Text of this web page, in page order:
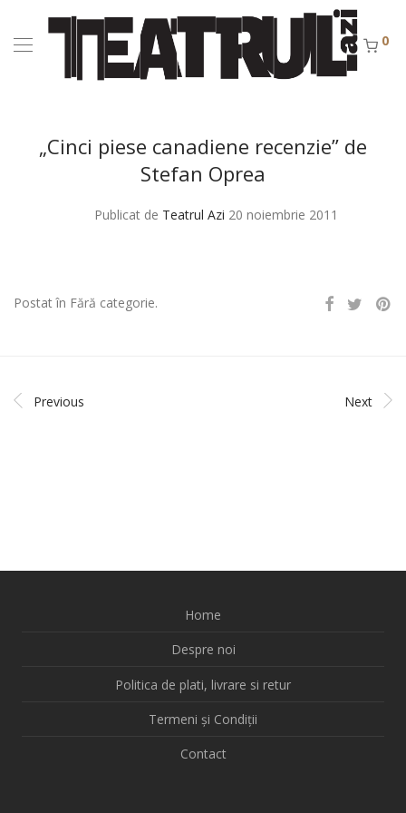
0
„Cinci piese canadiene recenzie” de
Stefan Oprea
Publicat de Teatrul Azi 20 noiembrie 2011
Postat în Fără categorie.
Previous Next
Home
Despre noi
Politica de plati, livrare si retur
Termeni și Condiții
Contact